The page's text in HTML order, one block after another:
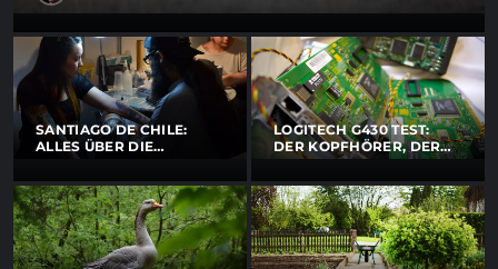
SANTIAGO DE CHILE:
ALLES ÜBER DIE
LOGITECH G430 TEST:
DER KOPFHÖRER, DER
MEHR KANN ALS SEIN
PREIS VERSPRICHT